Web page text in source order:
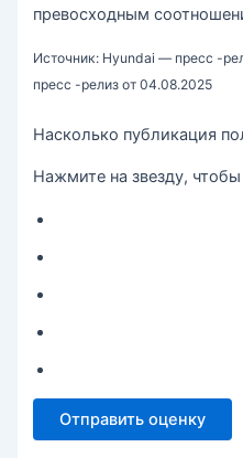
превосходным
Источник: Hyundai — пресс -
пресс -релиз от 04.08.2025
Насколько публикация
Нажмите на звезду, чтобы
Отправить оценку